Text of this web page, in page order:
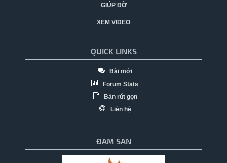
GIÚP ĐỠ
XEM VIDEO
QUICK LINKS
Bài mới
Forum Stats
Bản rút gọn
Liên hệ
ĐAM SAN